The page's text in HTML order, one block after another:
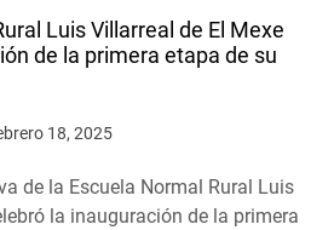
Luis Villarreal de El Mexe
de la primera etapa de su
18, 2025
de la Escuela Normal Rural Luis
la inauguración de la primera